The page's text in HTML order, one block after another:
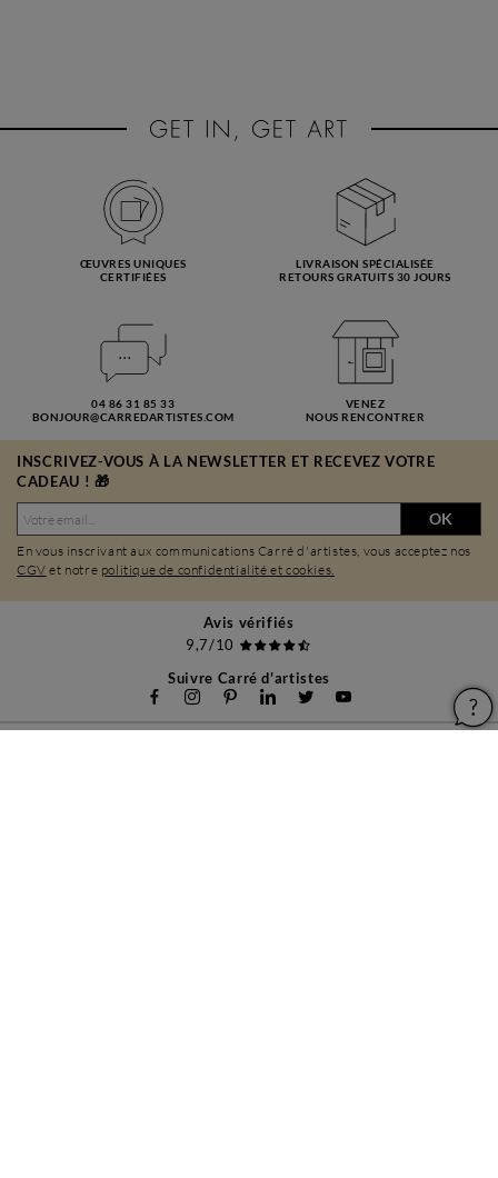
ŒUVRES UNIQUES
CERTIFIÉES
LIVRAISON SPÉCIALISÉE
RETOURS GRATUITS 30 JOURS
04 86 31 85 33
BONJOUR@CARREDARTISTES.COM
VENEZ
NOUS RENCONTRER
INSCRIVEZ-VOUS À LA NEWSLETTER ET RECEVEZ VOTRE
CADEAU ! 🎁
OK
En vous inscrivant aux communications Carré d'artistes, vous acceptez nos
CGV et notre politique de confidentialité et cookies.
Avis vérifiés
9,7/10
Suivre Carré d'artistes